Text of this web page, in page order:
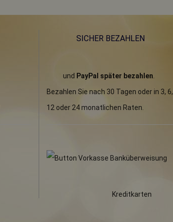
SICHER BEZAHLEN
und PayPal später bezahlen
Bezahlen Sie nach 30 Tagen oder in 3, 6,
12 oder 24 monatlichen Raten.
Kreditkarten